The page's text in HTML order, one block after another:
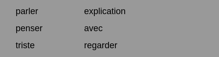
parler
explication
penser
avec
triste
regarder